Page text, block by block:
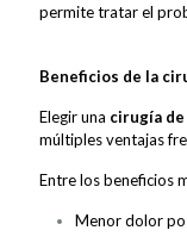
permite tratar el
Beneficios de la
Elegir una cirugía
múltiples ventajas
Entre los beneficios
Menor dolor